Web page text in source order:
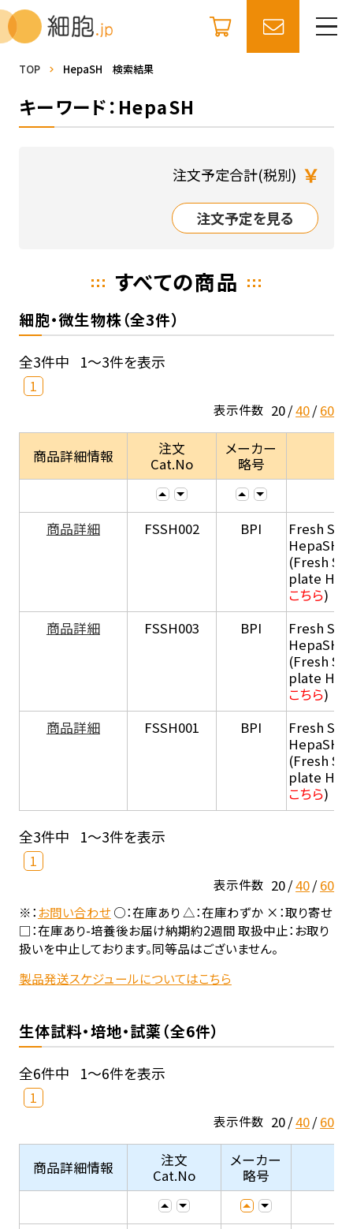
TOP HepaSH 検索結果
キーワード：HepaSH
注文予定合計(税別) ￥
注文予定を見る
すべての商品
細胞・微生物株（全3件）
全3件中 1～3件を表示
1
表示件数 20 40 60
商品詳細情報
注文
Cat.No
メーカー
略号
商品詳細 FSSH002 BPI
Fresh
HepaSH®
(Fresh
plate
こちら)
商品詳細
FSSH003 BPI
Fresh
HepaSH®
(Fresh
plate
こちら)
商品詳細
FSSH001 BPI
Fresh
HepaSH®
(Fresh
plate
こちら)
全3件中 1～3件を表示
1
表示件数 20 40 60
※：お問い合わせ○：在庫あり △：在庫わずか ×：取り寄せ
□：在庫あり-培養後お届け納期約2週間 取扱中止：お取り
扱いを中止しております。同等品はございません。
製品発送スケジュールについてはこちら
生体試料・培地・試薬（全6件）
全6件中 1～6件を表示
1
表示件数 20 40 60
商品詳細情報
注文
Cat.No
メーカー
略号